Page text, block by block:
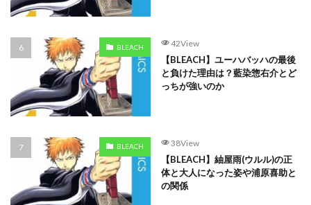
BLEACH 42View
【BLEACH】ユーハバッハの最後
と負けた理由は？藍染惣右介とど
っちが強いのか
BLEACH 38View
【BLEACH】紬屋雨(ウルル)の正
体と大人になった姿や浦原喜助と
の関係